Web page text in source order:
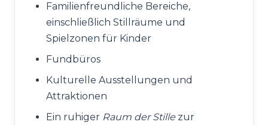
Familienfreundliche Bereiche,
einschließlich Stillräume und
Spielzonen für Kinder
Fundbüros
Kulturelle Ausstellungen und
Attraktionen
Ein ruhiger Raum der Stille zur